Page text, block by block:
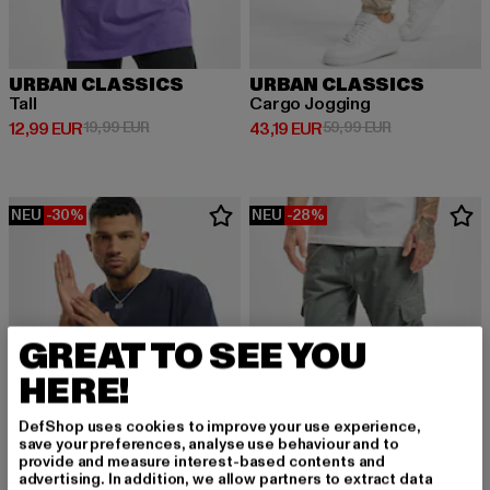
URBAN CLASSICS
Tall
12,99 EUR
Derzeitiger Preis: 12,99 EUR
19,99 EURAktionspreis: 19,99 EUR
URBAN CLASSICS
Cargo Jogging
43,19 EUR
Derzeitiger Preis: 43,19 EUR
59,99 EURAktionspreis:
NEU -30% NEU -28%
GREAT TO SEE YOU
HERE!
DefShop uses cookies to improve your use experience,
save your preferences, analyse use behaviour and to
provide and measure interest-based contents and
advertising. In addition, we allow partners to extract data